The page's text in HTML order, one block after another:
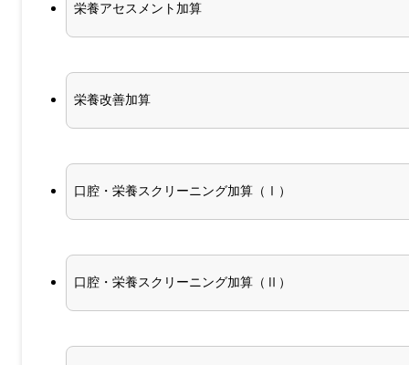
栄養アセスメント加算
栄養改善加算
口腔・栄養スクリーニング加算（Ⅰ）
口腔・栄養スクリーニング加算（Ⅱ）